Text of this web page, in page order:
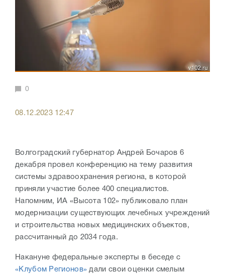
0
08.12.2023 12:47
Волгоградский губернатор Андрей Бочаров 6
декабря провел конференцию на тему развития
системы здравоохранения региона, в которой
приняли участие более 400 специалистов.
Напомним, ИА «Высота 102» публиковало план
модернизации существующих лечебных учреждений
и строительства новых медицинских объектов,
рассчитанный до 2034 года.
Накануне федеральные эксперты в беседе с
«Клубом Регионов» дали свои оценки смелым